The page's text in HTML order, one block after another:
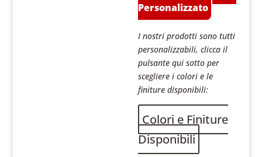
Personalizzato
I nostri prodotti sono tutti
personalizzabili, clicca il
pulsante qui sotto per
scegliere i colori e le
finiture disponibili:
Colori e Finiture
Disponibili